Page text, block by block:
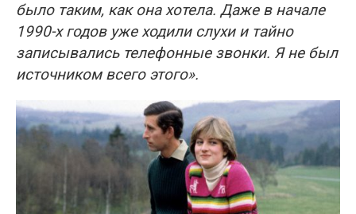
было таким, как она хотела. Даже в начале
1990-х годов уже ходили слухи и тайно
записывались телефонные звонки. Я не был
источником всего этого».